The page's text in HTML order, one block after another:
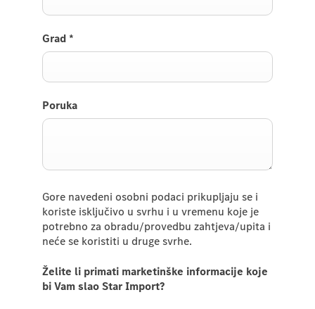
Grad *
Poruka
Gore navedeni osobni podaci prikupljaju se i
koriste isključivo u svrhu i u vremenu koje je
potrebno za obradu/provedbu zahtjeva/upita i
neće se koristiti u druge svrhe.
Želite li primati marketinške informacije koje
bi Vam slao Star Import?